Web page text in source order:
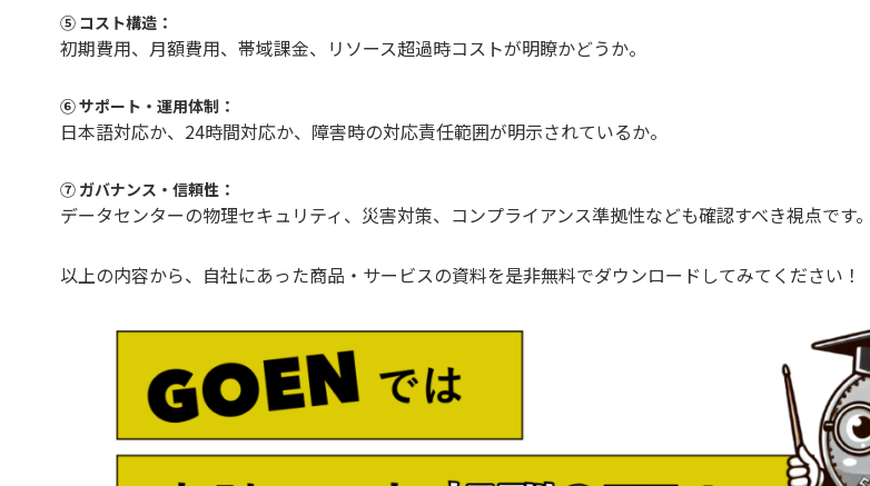
⑤ コスト構造：
初期費用、月額費用、帯域課金、リソース超過時コストが明瞭かどうか。
⑥ サポート・運用体制：
日本語対応か、24時間対応か、障害時の対応責任範囲が明示されているか。
⑦ ガバナンス・信頼性：
データセンターの物理セキュリティ、災害対策、コンプライアンス準拠性なども確認すべき視点です。
以上の内容から、自社にあった商品・サービスの資料を是非無料でダウンロードしてみてください！